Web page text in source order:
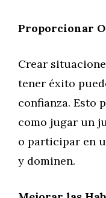
Proporcionar
Crear
tener éxito
confianza. Esto
como jugar un
o participar en
y dominen.